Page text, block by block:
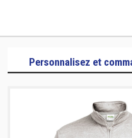
Personnalisez et